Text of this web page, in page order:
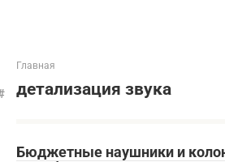
Главная
детализация звука
Бюджетные наушники и